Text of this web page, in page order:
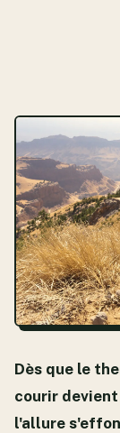
Dès que le
courir
l'allure